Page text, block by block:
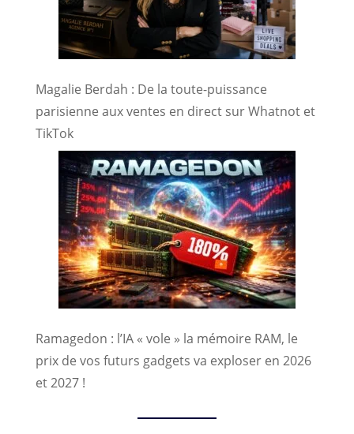
Magalie Berdah : De la toute-puissance
parisienne aux ventes en direct sur Whatnot et
TikTok
Ramagedon : l’IA « vole » la mémoire RAM, le
prix de vos futurs gadgets va exploser en 2026
et 2027 !